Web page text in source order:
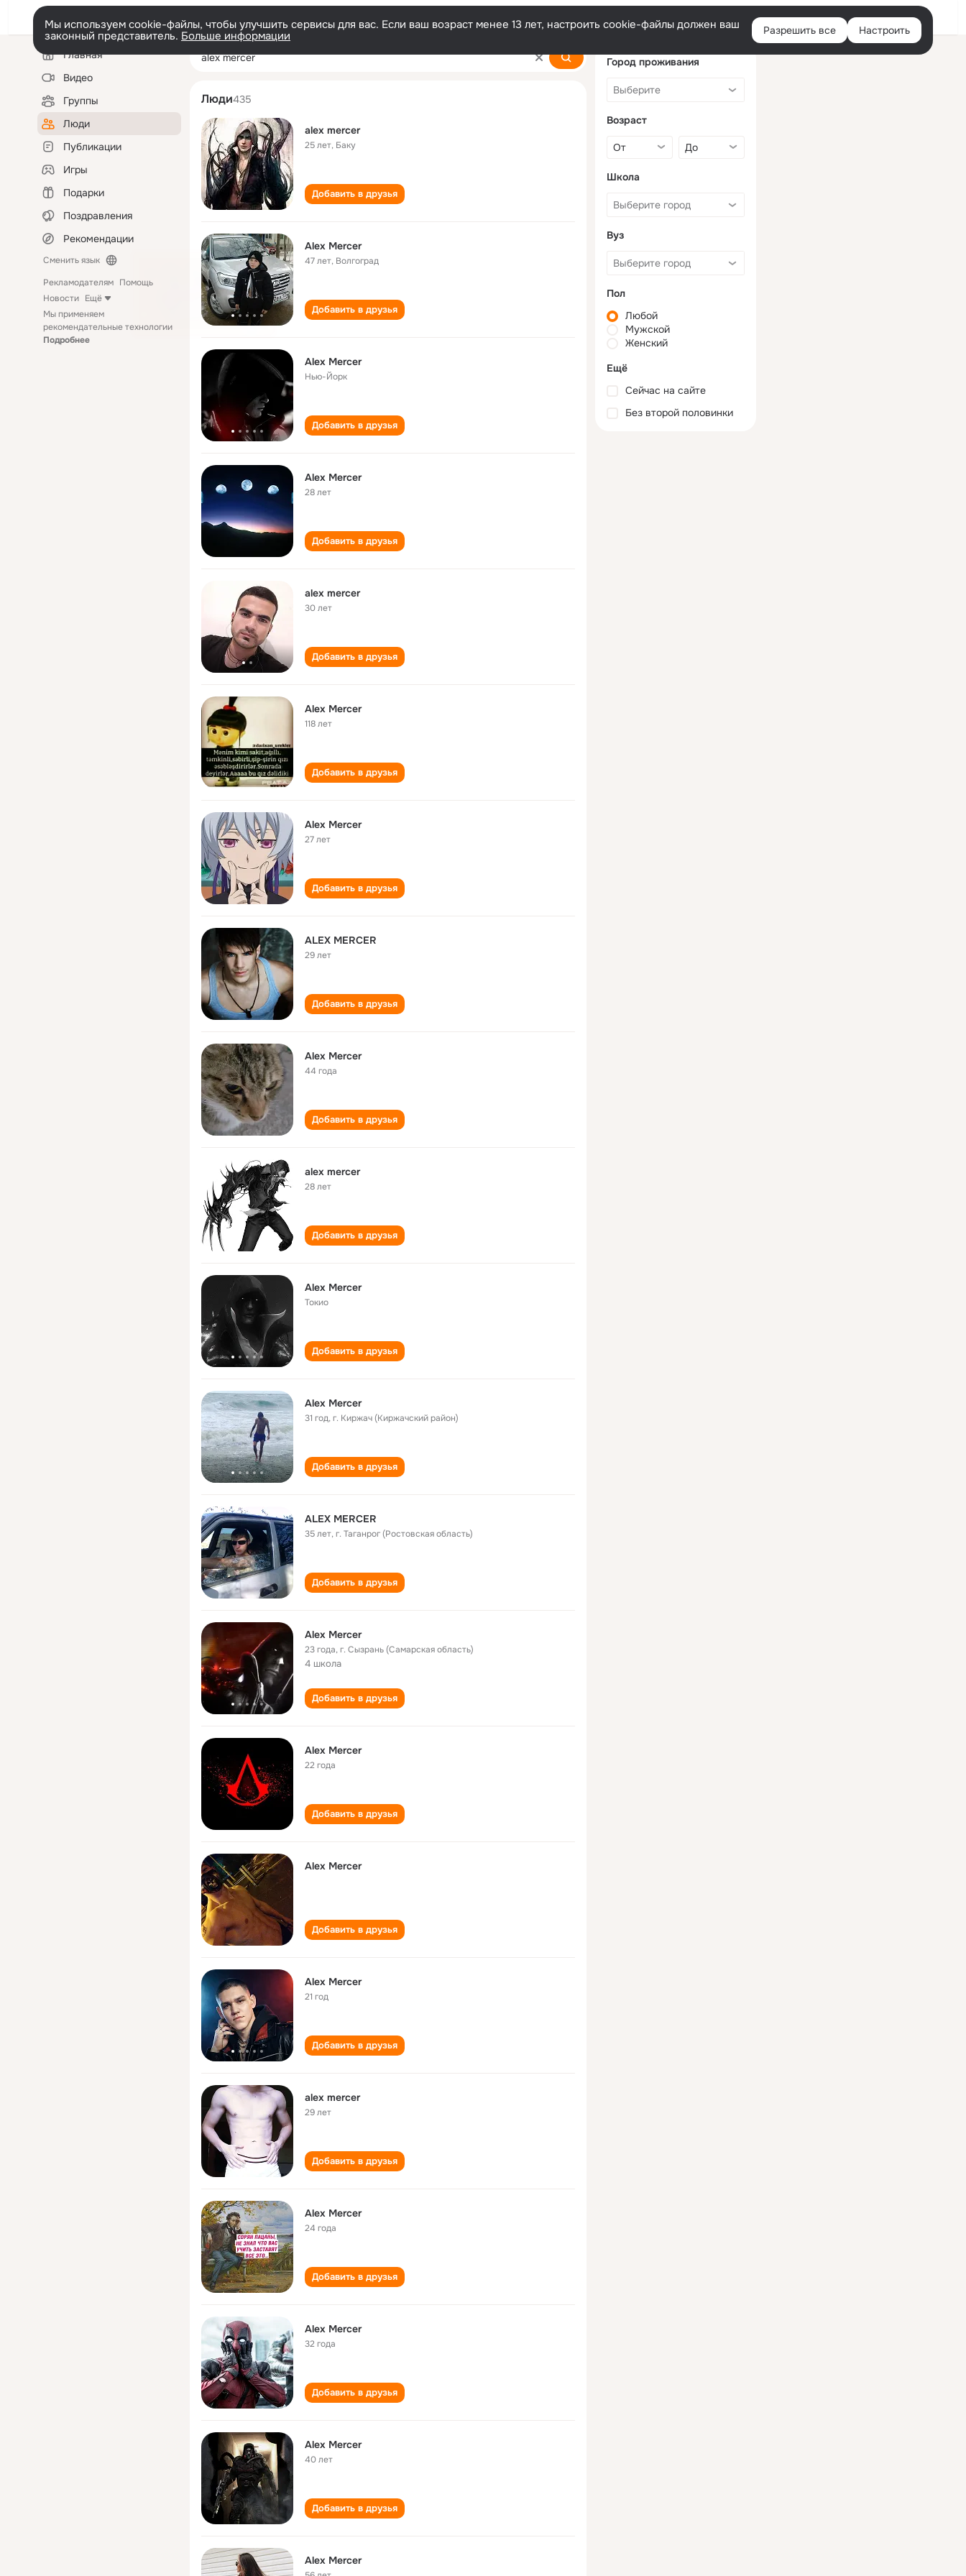
Войти
Мы используем cookie-файлы, чтобы улучшить сервисы для вас. Если ваш возраст менее 13 лет, настроить cookie-файлы должен ваш
законный представитель. Больше информации Разрешить все Настроить
Левая
колонкаГлавная
Видео
Группы
Люди
Публикации
Игры
Подарки
Поздравления
Рекомендации
Сменить язык
Рекламодателям Помощь
Новости Ещё
Мы применяем
рекомендательные технологии
Подробнее
alex mercer
Люди435
alex mercer
25 лет, Баку
Добавить в друзья
Alex Mercer
47 лет, Волгоград
Добавить в друзья
Alex Mercer
Нью-Йорк
Добавить в друзья
Alex Mercer
28 лет
Добавить в друзья
alex mercer
30 лет
Добавить в друзья
Alex Mercer
118 лет
Добавить в друзья
Alex Mercer
27 лет
Добавить в друзья
ALEX MERCER
29 лет
Добавить в друзья
Alex Mercer
44 года
Добавить в друзья
alex mercer
28 лет
Добавить в друзья
Alex Mercer
Токио
Добавить в друзья
Alex Mercer
31 год,г. Киржач (Киржачский район)
Добавить в друзья
ALEX MERCER
35 лет,г. Таганрог (Ростовская область)
Добавить в друзья
Alex Mercer
23 года,г. Сызрань (Самарская область)
4 школа
Добавить в друзья
Alex Mercer
22 года
Добавить в друзья
Alex Mercer
Добавить в друзья
Alex Mercer
21 год
Добавить в друзья
alex mercer
29 лет
Добавить в друзья
Alex Mercer
24 года
Добавить в друзья
Alex Mercer
32 года
Добавить в друзья
Alex Mercer
40 лет
Добавить в друзья
Alex Mercer
Город проживания
Возраст
Школа
Вуз
Пол
Любой
Мужской
Женский
Ещё
Сейчас на сайте
Без второй половинки